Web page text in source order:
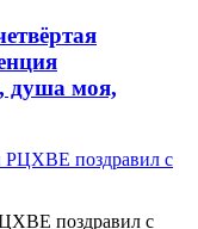
душа моя,
поздравил с